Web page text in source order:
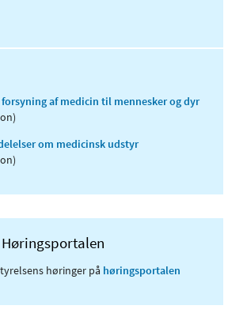
af medicin til mennesker og dyr
om medicinsk udstyr
høringer på høringsportalen